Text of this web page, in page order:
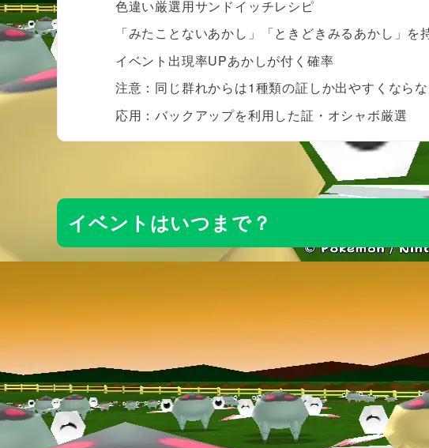
色違い厳選用サンドイッチレシピ
「みたことないあかし」「ときどきみるあかし」を
イベント出現率UPあかしが付く確率
注意：同じ群れからは1種類の証しか出やすくなら
応用：バックアップを利用した証・オシャボ厳選
イベントはいつまで？